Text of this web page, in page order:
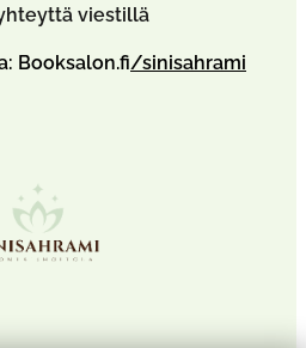
viestillä
Booksalon.fi/sinisahrami